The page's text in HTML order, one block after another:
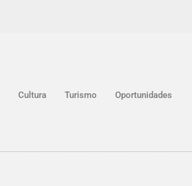
Cultura Turismo Oportunidades